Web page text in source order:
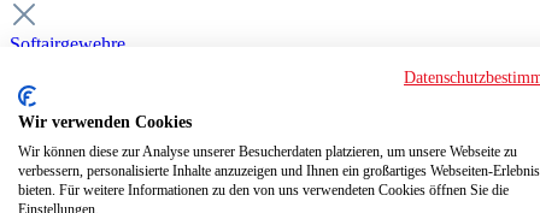
Softairgewehre
Deluxe Custom Guns ab 18
Softair elektrisch ab 18
Softair elektrisch ab 14
Softair gasbetrieben ab 18
Softair HPA Luftdruck ab 18
Historische Softairwaffen
Wir verwenden Cookies
Wir können diese zur Analyse unserer Besucherdaten platzieren, um unsere Webseite zu
verbessern, personalisierte Inhalte anzuzeigen und Ihnen ein großartiges Webseiten-
bieten. Für weitere Informationen zu den von uns verwendeten Cookies öffnen Sie die
Einstellungen.